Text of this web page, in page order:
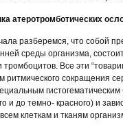
атеротромботических
разберемся, что собой
среды организма,
тромбоцитов. Все эти
ритмического сокращения
и до темно- красного) и
клеткам и тканям